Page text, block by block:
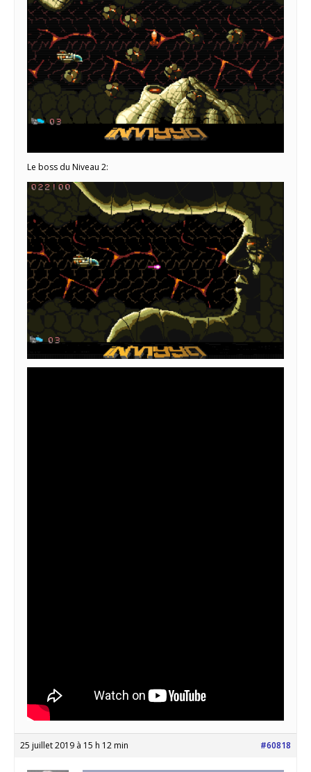
Le boss du Niveau 2:
25 juillet 2019 à 15 h 12 min #60818